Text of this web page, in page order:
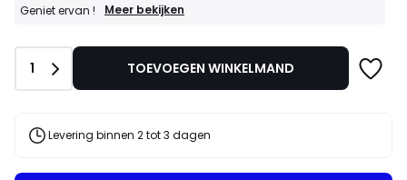
Geniet ervan !
GOEDE
artikelen
Meer bekijken
Aantal
1 TOEVOEGEN WINKELMAND
Levering binnen 2 tot 3 dagen